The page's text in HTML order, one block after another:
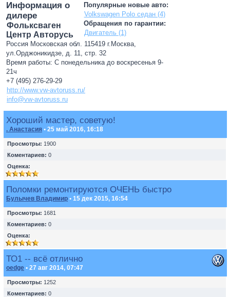
Популярные новые авто:
Volkswagen Polo седан (4)
Обращения по гарантии:
Двигатель (1)
Информация о
дилере
Фольксваген
Центр Авторусь
Россия Московская обл. 115419 г.Москва,
ул.Орджоникидзе, д. 11, стр. 32
Время работы: С понедельника до воскресенья 9-
21ч
+7 (495) 276-29-29
http://www.vw-avtoruss.ru/
info@vw-avtoruss.ru
Хороший мастер, советую!
. Анастасия • 25 май 2016, 16:18
Просмотры: 1900
Коментариев: 0
Оценка:
Поломки ремонтируются ОЧЕНЬ быстро
Булычев Владимир • 15 дек 2015, 16:54
Просмотры: 1681
Коментариев: 0
Оценка:
ТО1 -- всё отлично
oedge • 27 авг 2014, 07:47
Просмотры: 1252
Коментариев: 0